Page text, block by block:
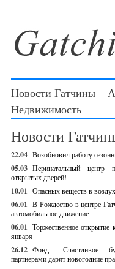
Новости Гатчины
Недвижимость
Новости
22.04 Возобновил работу
05.03 Перинатальный центр
открытых дверей!
10.01 Опасных веществ в
06.01 В Рождество в центре
автомобильное движение
06.01 Торжественное
января
26.12 Фонд "Счастливое
партнерами дарят новогодние